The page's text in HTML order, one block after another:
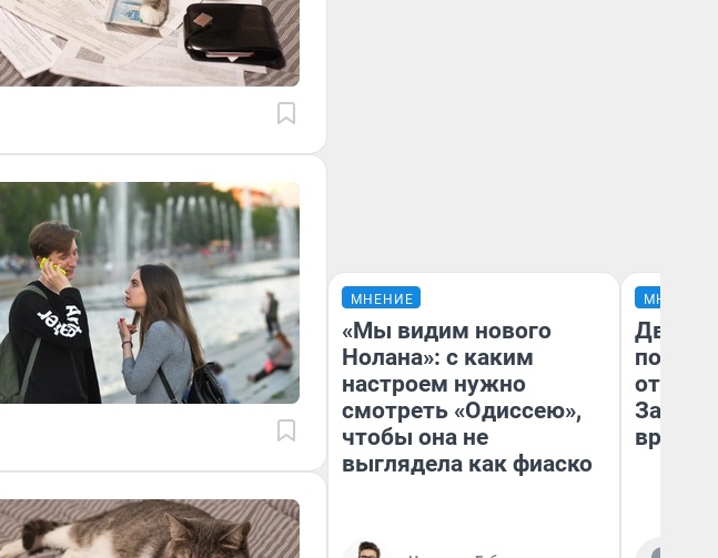
МНЕНИЕ
«Мы видим нового
Нолана»: с каким
настроем нужно
смотреть «Одиссею»,
чтобы она не
выглядела как фиаско
МНЕНИЕ
Два
от 100
врачей